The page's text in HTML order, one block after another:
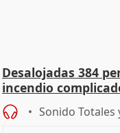
Desalojadas 384
incendio
Sonido Totales